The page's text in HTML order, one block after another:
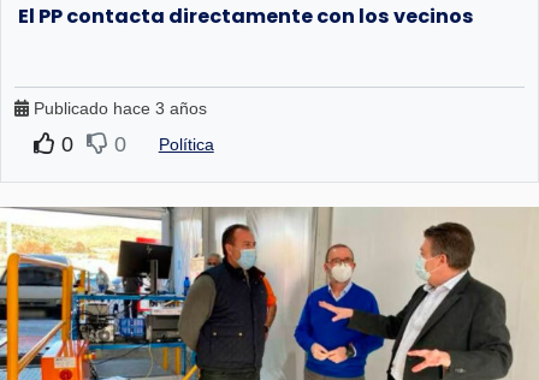
El PP contacta directamente con los vecinos
Publicado hace 3 años
0 0 Política